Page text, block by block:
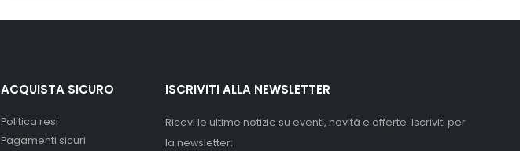
ACQUISTA SICURO
Politica resi
Pagamenti sicuri
ISCRIVITI ALLA NEWSLETTER
Ricevi le ultime notizie su eventi, novità e offerte. Iscriviti per
la newsletter: